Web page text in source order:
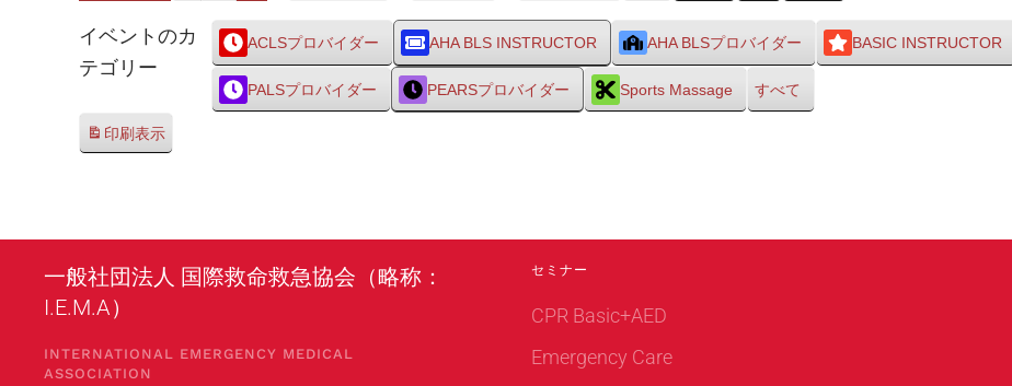
イベントのカ
テゴリー
ACLSプロバイダー AHA BLS INSTRUCTOR AHA BLSプロバイダー BASIC INSTRUCTOR
PALSプロバイダー PEARSプロバイダー Sports Massage すべて
印刷表示
一般社団法人 国際救命救急協会（略称：
I.E.M.A）
INTERNATIONAL EMERGENCY MEDICAL
ASSOCIATION
セミナー
CPR Basic+AED
Emergency Care